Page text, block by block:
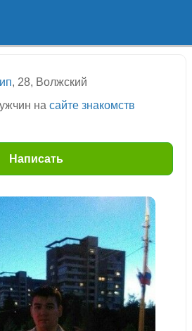
, 28, Волжский
на сайте знакомств
Написать